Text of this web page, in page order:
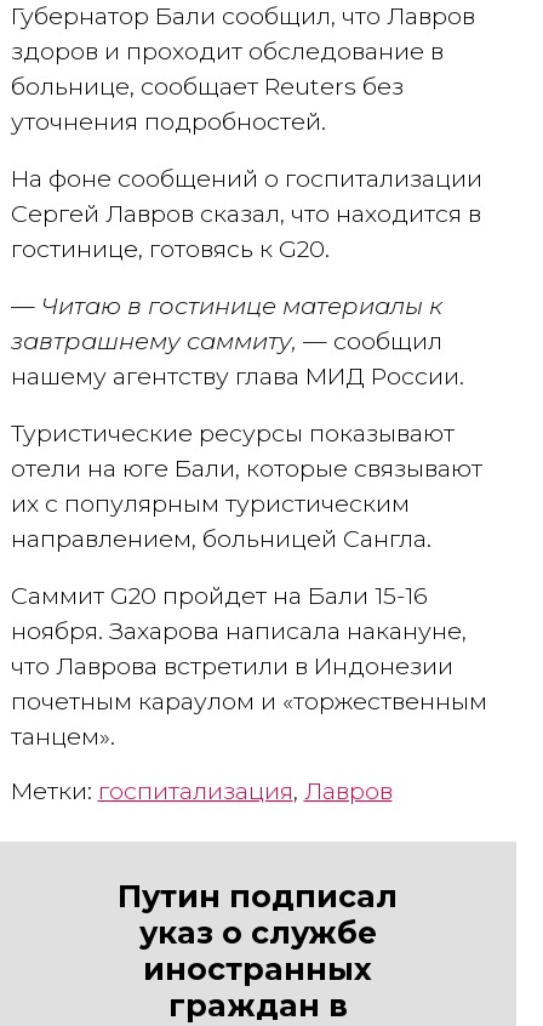
Губернатор Бали сообщил, что Лавров
здоров и проходит обследование в
больнице, сообщает Reuters без
уточнения подробностей.
На фоне сообщений о госпитализации
Сергей Лавров сказал, что находится в
гостинице, готовясь к G20.
— Читаю в гостинице материалы к
завтрашнему саммиту, — сообщил
нашему агентству глава МИД России.
Туристические ресурсы показывают
отели на юге Бали, которые связывают
их с популярным туристическим
направлением, больницей Сангла.
Саммит G20 пройдет на Бали 15-16
ноября. Захарова написала накануне,
что Лаврова встретили в Индонезии
почетным караулом и «торжественным
танцем».
Метки: госпитализация, Лавров
Путин подписал
указ о службе
иностранных
граждан в